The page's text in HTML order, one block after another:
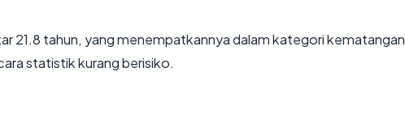
21.8 tahun, yang menempatkannya dalam kategori kematangan
statistik kurang berisiko.